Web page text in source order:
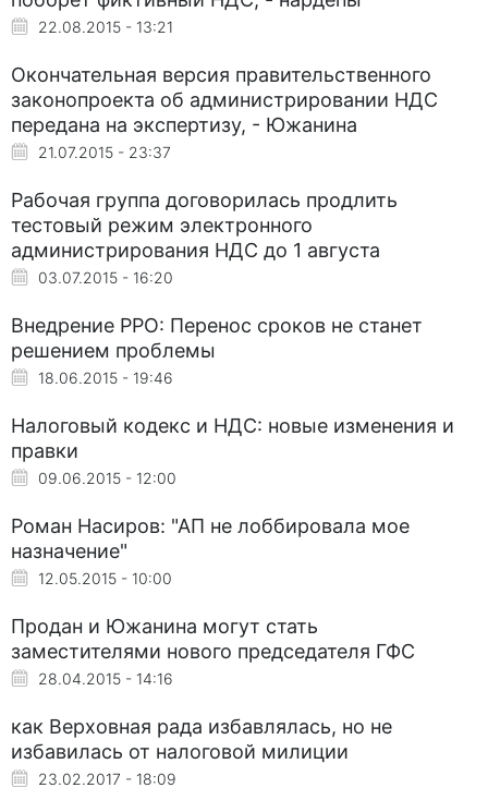
22.08.2015 - 13:21
Окончательная версия правительственного
законопроекта об администрировании НДС
передана на экспертизу, - Южанина
21.07.2015 - 23:37
Рабочая группа договорилась продлить
тестовый режим электронного
администрирования НДС до 1 августа
03.07.2015 - 16:20
Внедрение РРО: Перенос сроков не станет
решением проблемы
18.06.2015 - 19:46
Налоговый кодекс и НДС: новые изменения и
правки
09.06.2015 - 12:00
Роман Насиров: "АП не лоббировала мое
назначение"
12.05.2015 - 10:00
Продан и Южанина могут стать
заместителями нового председателя ГФС
28.04.2015 - 14:16
как Верховная рада избавлялась, но не
избавилась от налоговой милиции
23.02.2017 - 18:09